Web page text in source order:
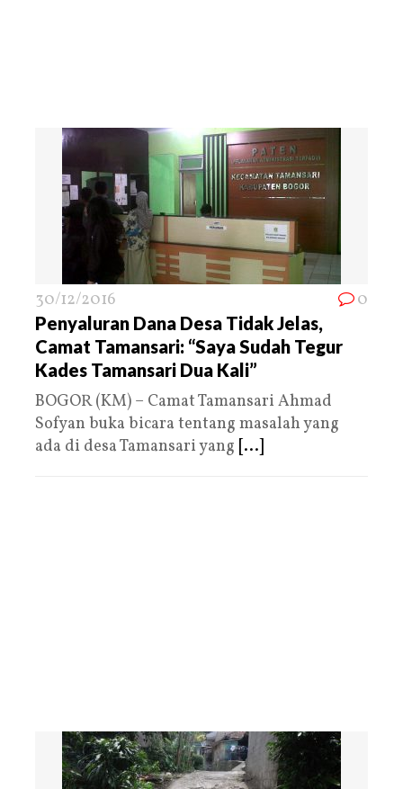
30/12/2016 0
Penyaluran Dana Desa Tidak Jelas,
Camat Tamansari: “Saya Sudah Tegur
Kades Tamansari Dua Kali”
BOGOR (KM) – Camat Tamansari Ahmad
Sofyan buka bicara tentang masalah yang
ada di desa Tamansari yang [...]